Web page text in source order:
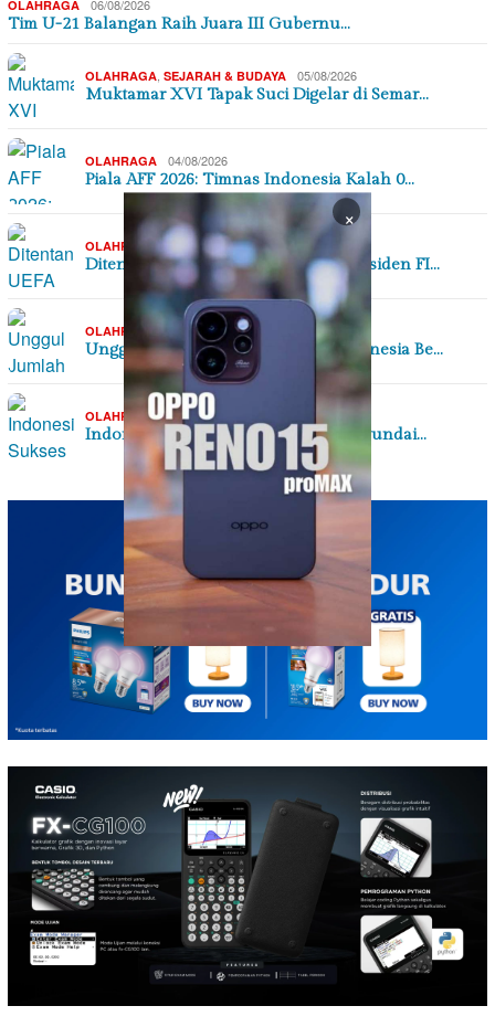
OLAHRAGA 06/08/2026
Tim U-21 Balangan Raih Juara III Gubernu…
OLAHRAGA, SEJARAH & BUDAYA 05/08/2026
Muktamar XVI Tapak Suci Digelar di Semar…
OLAHRAGA 04/08/2026
Piala AFF 2026: Timnas Indonesia Kalah 0…
OLAHRAGA 02/08/2026
Ditentang UEFA dan CONCACAF, Presiden FI…
OLAHRAGA 31/07/2026
Unggul Jumlah Pemain Timnas Indonesia Be…
OLAHRAGA 27/07/2026
Indonesia Sukses di Laga Perdana Hyundai…
×